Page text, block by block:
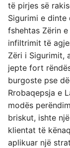
të pirjes së
Sigurimi e dinte
fshehtas Zërin
infiltrimit të
Zëri i Sigurimit,
jepte fort
burgoste pse
Rrobaqepsja e
modës
briskut, ishte
klientat të
aplikuar një